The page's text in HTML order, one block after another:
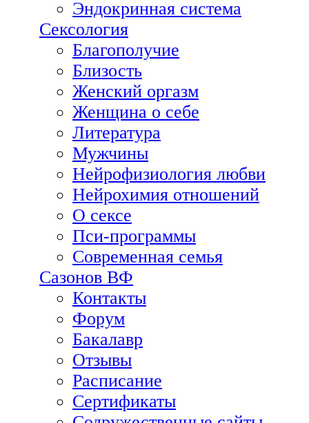
Эндокринная система
Сексология
Благополучие
Близость
Женский оргазм
Женщина о себе
Литература
Мужчины
Нейрофизиология любви
Нейрохимия отношений
О сексе
Пси-программы
Современная семья
Сазонов ВФ
Контакты
Форум
Бакалавр
Отзывы
Расписание
Сертификаты